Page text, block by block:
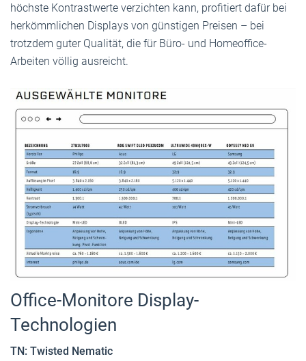
höchste Kontrastwerte verzichten kann, profitiert dafür bei
herkömmlichen Displays von günstigen Preisen – bei
trotzdem guter Qualität, die für Büro- und Homeoffice-
Arbeiten völlig ausreicht.
Office-Monitore Display-
Technologien
TN: Twisted Nematic